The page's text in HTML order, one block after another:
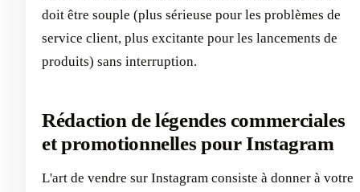
doit être souple (plus sérieuse pour les problèmes de
service client, plus excitante pour les lancements de
produits) sans interruption.
Rédaction de légendes commerciales
et promotionnelles pour Instagram
L'art de vendre sur Instagram consiste à donner à votre